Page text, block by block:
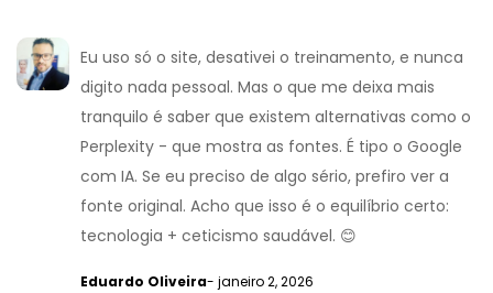
Eu uso só o site, desativei o treinamento, e nunca
digito nada pessoal. Mas o que me deixa mais
tranquilo é saber que existem alternativas como o
Perplexity - que mostra as fontes. É tipo o Google
com IA. Se eu preciso de algo sério, prefiro ver a
fonte original. Acho que isso é o equilíbrio certo:
tecnologia + ceticismo saudável. 😊
Eduardo Oliveira- janeiro 2, 2026